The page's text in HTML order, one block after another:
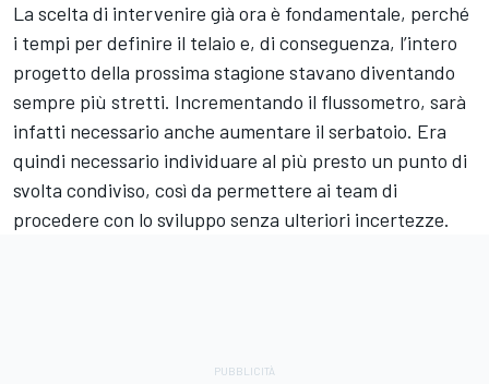
La scelta di intervenire già ora è fondamentale, perché
i tempi per definire il telaio e, di conseguenza, l’intero
progetto della prossima stagione stavano diventando
sempre più stretti. Incrementando il flussometro, sarà
infatti necessario anche aumentare il serbatoio. Era
quindi necessario individuare al più presto un punto di
svolta condiviso, così da permettere ai team di
procedere con lo sviluppo senza ulteriori incertezze.